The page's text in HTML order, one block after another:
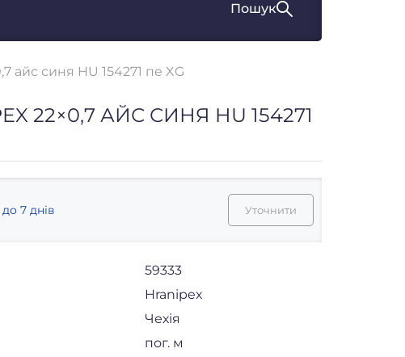
Пошук
айс синя HU 154271 пе XG
22×0,7 АЙС СИНЯ HU 154271
до 7 днів Уточнити
59333
Hranipex
Чехія
пог. м